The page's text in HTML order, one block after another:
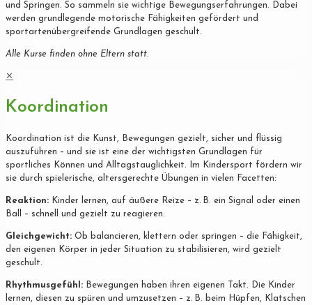
und Springen. So sammeln sie wichtige Bewegungserfahrungen. Dabei
werden grundlegende motorische Fähigkeiten gefördert und
sportartenübergreifende Grundlagen geschult.
Alle Kurse finden ohne Eltern statt.
✕
Koordination
Koordination ist die Kunst, Bewegungen gezielt, sicher und flüssig
auszuführen – und sie ist eine der wichtigsten Grundlagen für
sportliches Können und Alltagstauglichkeit. Im Kindersport fördern wir
sie durch spielerische, altersgerechte Übungen in vielen Facetten:
Reaktion: Kinder lernen, auf äußere Reize – z. B. ein Signal oder einen
Ball – schnell und gezielt zu reagieren.
Gleichgewicht: Ob balancieren, klettern oder springen – die Fähigkeit,
den eigenen Körper in jeder Situation zu stabilisieren, wird gezielt
geschult.
Rhythmusgefühl: Bewegungen haben ihren eigenen Takt. Die Kinder
lernen, diesen zu spüren und umzusetzen – z. B. beim Hüpfen, Klatschen